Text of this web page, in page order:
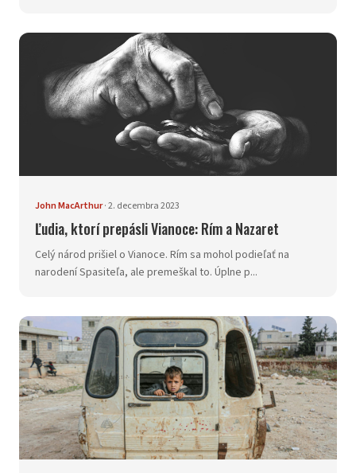
John MacArthur·2. decembra 2023
Ľudia, ktorí prepásli Vianoce: Rím a Nazaret
Celý národ prišiel o Vianoce. Rím sa mohol podieľať na
narodení Spasiteľa, ale premeškal to. Úplne p...